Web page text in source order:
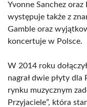
Yvonne Sanchez oraz
występuje także z
Gamble oraz
koncertuje w Polsce.
W 2014 roku
nagrał dwie płyty
rynku muzycznym
Przyjaciele”, która